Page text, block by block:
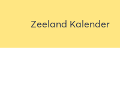
Zeeland Kalender